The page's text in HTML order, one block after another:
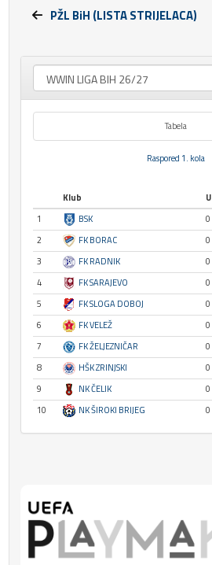
PŽL BiH (LISTA STRIJELACA)
Tabela
Raspored 1. kola
Klub U
1
BSK 0
2
FK BORAC 0
3
FK RADNIK 0
4
FK SARAJEVO 0
5
FK SLOGA DOBOJ 0
6
FK VELEŽ 0
7
FK ŽELJEZNIČAR 0
8
HŠK ZRINJSKI 0
9
NK ČELIK 0
10
NK ŠIROKI BRIJEG 0